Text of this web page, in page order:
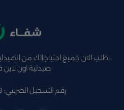
اطلب الآن جميع احتياجاتك من
صيدلية اون
رقم التسجيل الضريبي: 718-859-672